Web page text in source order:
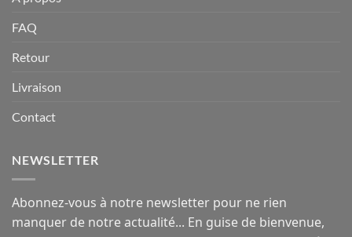
FAQ
Retour
Livraison
Contact
NEWSLETTER
Abonnez-vous à notre newsletter pour ne rien
manquer de notre actualité... En guise de bienvenue,